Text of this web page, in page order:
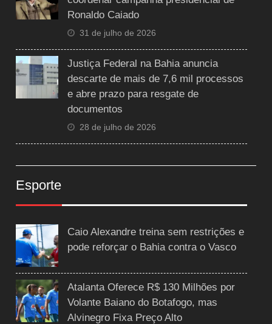
Ronaldo Caiado
31 de julho de 2026
Justiça Federal na Bahia anuncia
descarte de mais de 7,6 mil processos
e abre prazo para resgate de
documentos
28 de julho de 2026
Esporte
Caio Alexandre treina sem restrições e
pode reforçar o Bahia contra o Vasco
Atalanta Oferece R$ 130 Milhões por
Volante Baiano do Botafogo, mas
Alvinegro Fixa Preço Alto